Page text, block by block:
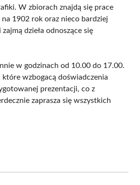
W zbiorach znajdą się prace
1902 rok oraz nieco bardziej
dzieła odnoszące się
w godzinach od 10.00 do 17.00.
wzbogacą doświadczenia
prezentacji, co z
zaprasza się wszystkich